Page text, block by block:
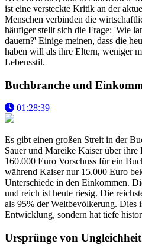
ist eine versteckte Kritik an der
Menschen verbinden die
häufiger stellt sich die Frage: 'Wie
dauern?' Einige meinen, dass die
haben will als ihre Eltern, weniger
Lebensstil.
Buchbranche und
01:28:39
Es gibt einen großen Streit in der
Sauer und Mareike Kaiser über ihre
160.000 Euro Vorschuss für ein
während Kaiser nur 15.000 Euro
Unterschiede in den Einkommen.
und reich ist heute riesig. Die
als 95% der Weltbevölkerung. Dies
Entwicklung, sondern hat tiefe
Ursprünge von Ungleichheit